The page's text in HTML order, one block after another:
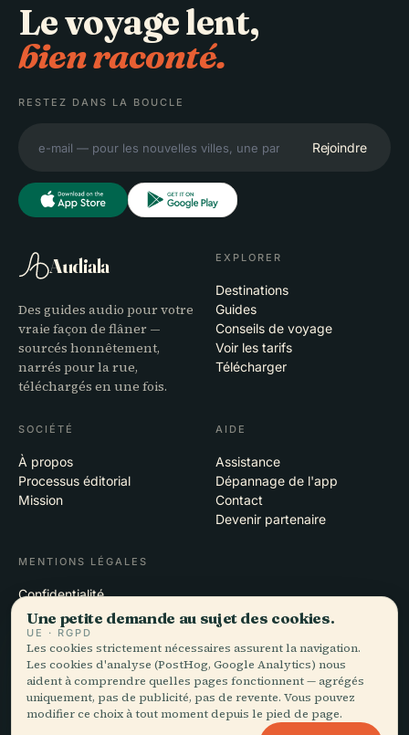
Le voyage lent,
bien raconté.
RESTEZ DANS LA BOUCLE
Rejoindre
Audiala
Des guides audio pour votre
vraie façon de flâner —
sourcés honnêtement,
narrés pour la rue,
téléchargés en une fois.
EXPLORER
Destinations
Guides
Conseils de voyage
Voir les tarifs
Télécharger
SOCIÉTÉ
À propos
Processus éditorial
Mission
AIDE
Assistance
Dépannage de l'app
Contact
Devenir partenaire
MENTIONS LÉGALES
Confidentialité
Conditions
Paramètres des cookies
Supprimer le compte
© 2026 Audiala · Conçu à Morges, en Suisse, sur la route et dans les
Une petite demande au sujet des cookies.
UE · RGPD
Les cookies strictement nécessaires assurent la navigation.
Les cookies d'analyse (PostHog, Google Analytics) nous
aident à comprendre quelles pages fonctionnent — agrégés
uniquement, pas de publicité, pas de revente. Vous pouvez
modifier ce choix à tout moment depuis le pied de page.